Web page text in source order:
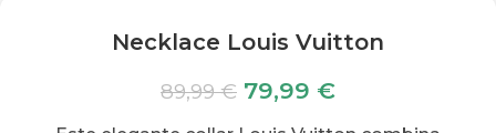
Necklace Louis Vuitton
89,99€ 79,99 €